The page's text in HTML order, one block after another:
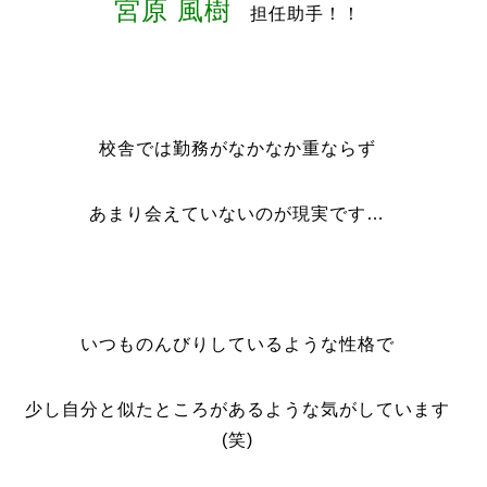
宮原 風樹 担任助手！！
校舎では勤務がなかなか重ならず
あまり会えていないのが現実です…
いつものんびりしているような性格で
少し自分と似たところがあるような気がしています
(笑)